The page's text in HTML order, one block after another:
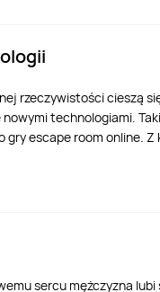
rzeczywistości cieszą
technologiami.
escape room online.
sercu mężczyzna